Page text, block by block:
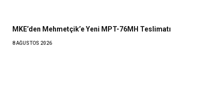
MKE’den Mehmetçik’e Yeni MPT-76MH Teslimatı
8 AĞUSTOS 2026